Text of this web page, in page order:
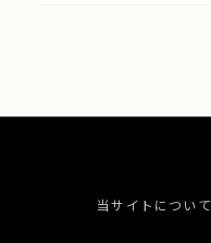
当サイトについて